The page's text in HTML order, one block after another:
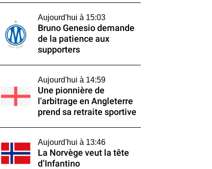
Aujourd'hui à 15:03
Bruno Genesio demande
de la patience aux
supporters
Aujourd'hui à 14:59
Une pionnière de
l'arbitrage en Angleterre
prend sa retraite sportive
Aujourd'hui à 13:46
La Norvège veut la tête
d’Infantino